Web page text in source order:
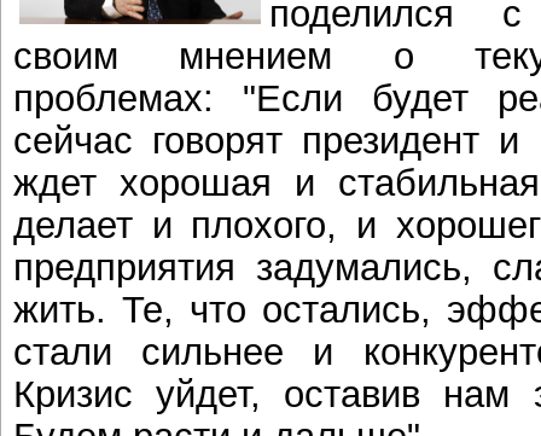
поделился
своим мнением о
проблемах: "Если будет
сейчас говорят президент
ждет хорошая и
делает и плохого, и
предприятия задумались,
жить. Те, что остались,
стали сильнее и
Кризис уйдет, оставив нам